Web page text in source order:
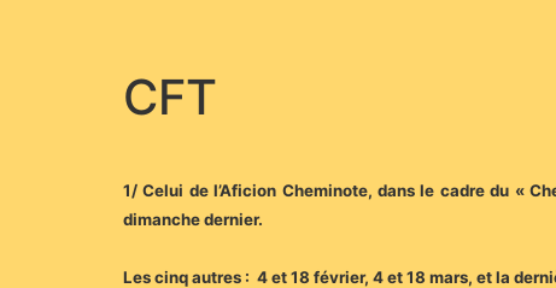
CFT
1/ Celui de l’Aficion Cheminote, dans le cadre du «
dimanche dernier.
Les cinq autres : 4 et 18 février, 4 et 18 mars, et la